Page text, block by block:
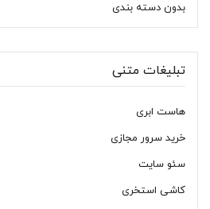
بدون دسته بندی
تبلیغات متنی
هاست ابری
خرید سرور مجازی
سئو سایت
کاشی استخری